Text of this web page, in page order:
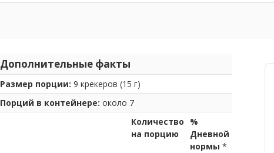
Дополнительные факты
Размер порции: 9 крекеров (15 г)
Порций в контейнере: около 7
Количество
на порцию
%
Дневной
нормы *